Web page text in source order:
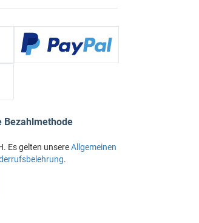
Bezahlmethode
Es gelten unsereAllgemeinen
.